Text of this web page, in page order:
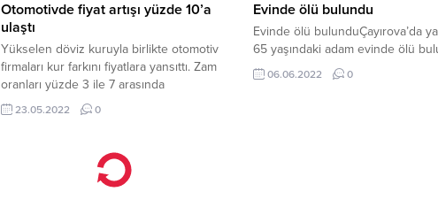
Otomotivde fiyat artışı yüzde 10’a
ulaştı
Yükselen döviz kuruyla birlikte otomotiv
firmaları kur farkını fiyatlara yansıttı. Zam
oranları yüzde 3 ile 7 arasında
değişirken, vergi dilimi değişen bazı
modellerde fiyat artışı yüzde 10’a yaklaştı.
hafta zam yapan markalar arasında. Son
dönemde otomotiv markaları sadece
sanayi ve lojistik maliyetlerdeki artışı
23.05.2022 0
Evinde ölü bulundu
Evinde ölü bulunduÇayırova’da
65 yaşındaki adam evinde ölü
06.06.2022 0